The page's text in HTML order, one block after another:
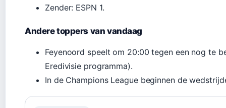
Zender: ESPN 1.
Andere toppers van vandaag
Feyenoord speelt om 20:00 tegen een nog te
Eredivisie programma).
In de Champions League beginnen de